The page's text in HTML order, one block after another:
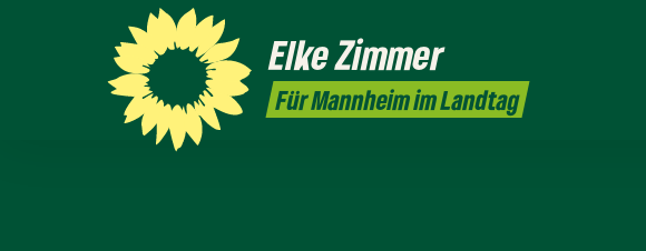
ElkeZimmer
Für Mannheim im Landtag